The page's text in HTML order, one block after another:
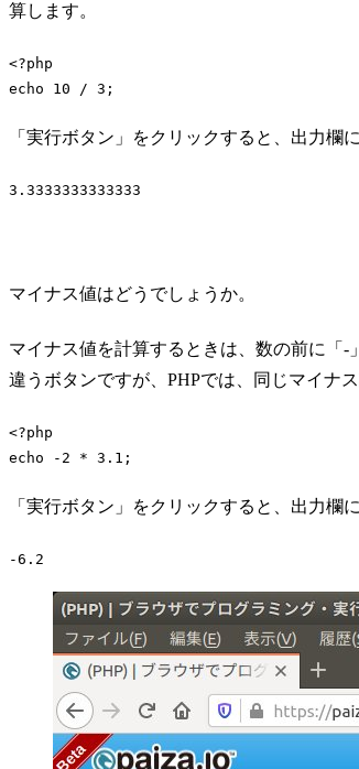
算します。
<?php
echo
10 / 3 ;
「実行ボタン」をクリックすると、出力欄
3.3333333333333
マイナス値はどうでしょうか。
マイナス値を計算するときは、数の前に「
違うボタンですが、PHPでは、同じマイナ
<?php
echo
-2 * 3.1 ;
「実行ボタン」をクリックすると、出力欄
-6.2